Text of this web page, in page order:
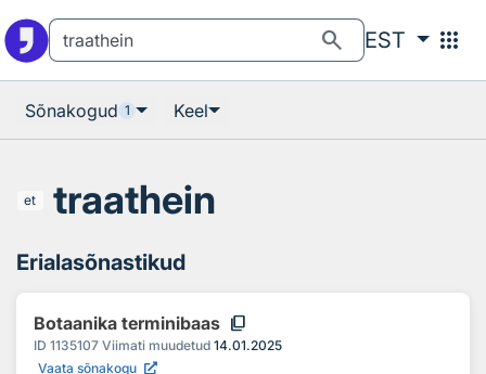
search EST apps
Sõnakogud 1 Keel
et traathein
Erialasõnastikud
Botaanika terminibaas content_copy
ID 1135107 Viimati muudetud 14.01.2025
Vaata sõnakogu